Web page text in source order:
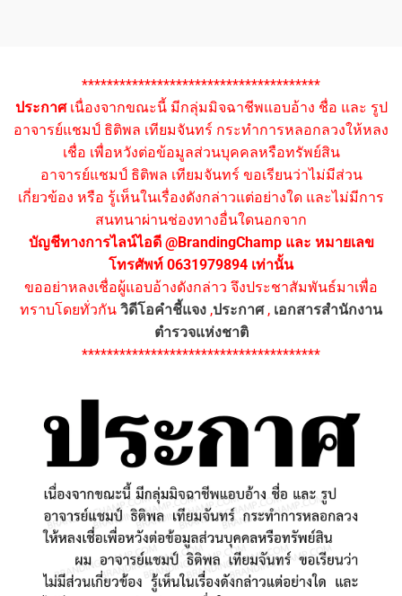
**************************************
ประกาศเนื่องจากขณะนี้ มีกลุ่มมิจฉาชีพแอบอ้าง ชื่อ และ รูป
อาจารย์แชมป์ ธิติพล เทียมจันทร์ กระทำการหลอกลวงให้หลง
เชื่อ เพื่อหวังต่อข้อมูลส่วนบุคคลหรือทรัพย์สิน
อาจารย์แชมป์ ธิติพล เทียมจันทร์ ขอเรียนว่าไม่มีส่วน
เกี่ยวข้อง หรือ รู้เห็นในเรื่องดังกล่าวแต่อย่างใด และไม่มีการ
สนทนาผ่านช่องทางอื่นใดนอกจาก
บัญชีทางการไลน์ไอดี @BrandingChamp และ หมายเลข
โทรศัพท์ 0631979894 เท่านั้น
ขออย่าหลงเชื่อผู้แอบอ้างดังกล่าว จึงประชาสัมพันธ์มาเพื่อ
ทราบโดยทั่วกัน วิดีโอคำชี้แจง ,ประกาศ, เอกสารสำนักงาน
ตำรวจแห่งชาติ
**************************************